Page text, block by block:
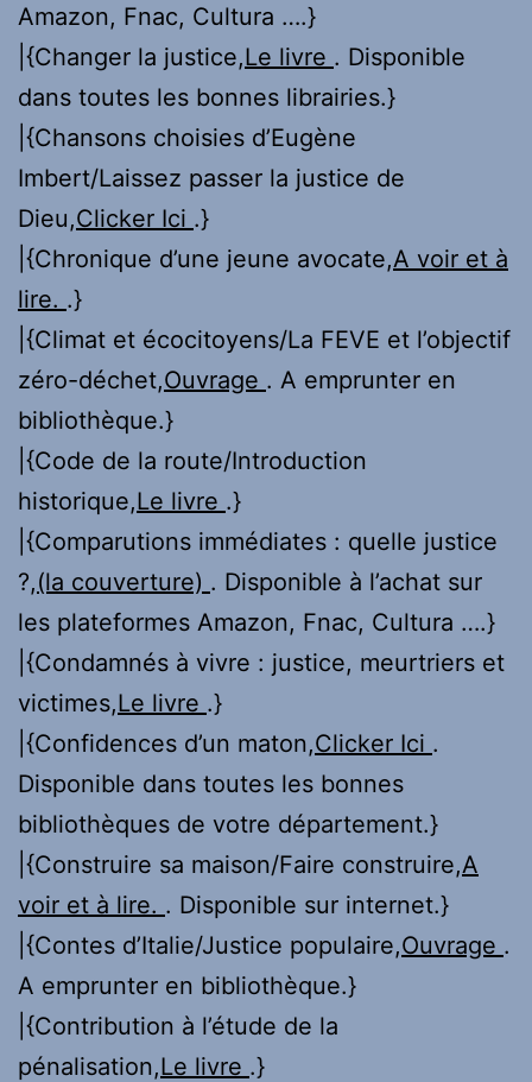
Amazon, Fnac, Cultura ….}
|{Changer la justice,Le livre . Disponible
dans toutes les bonnes librairies.}
|{Chansons choisies d’Eugène
Imbert/Laissez passer la justice de
Dieu,Clicker Ici .}
|{Chronique d’une jeune avocate,A voir et à
lire. .}
|{Climat et écocitoyens/La FEVE et l’objectif
zéro-déchet,Ouvrage . A emprunter en
bibliothèque.}
|{Code de la route/Introduction
historique,Le livre .}
|{Comparutions immédiates : quelle justice
?,(la couverture) . Disponible à l’achat sur
les plateformes Amazon, Fnac, Cultura ….}
|{Condamnés à vivre : justice, meurtriers et
victimes,Le livre .}
|{Confidences d’un maton,Clicker Ici .
Disponible dans toutes les bonnes
bibliothèques de votre département.}
|{Construire sa maison/Faire construire,A
voir et à lire. . Disponible sur internet.}
|{Contes d’Italie/Justice populaire,Ouvrage .
A emprunter en bibliothèque.}
|{Contribution à l’étude de la
pénalisation,Le livre .}